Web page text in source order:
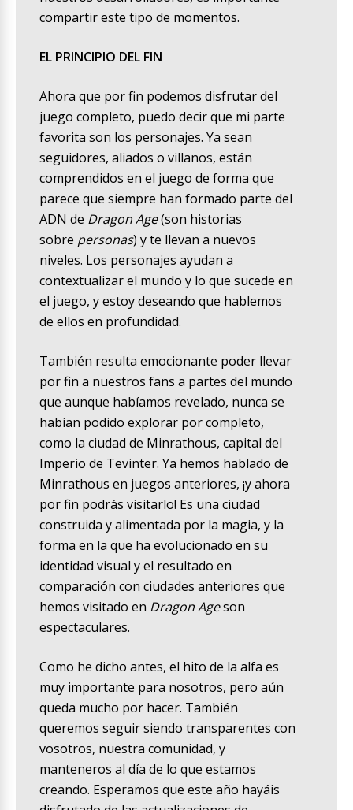
compartir este tipo de momentos.
EL PRINCIPIO DEL FIN
Ahora que por fin podemos disfrutar del
juego completo, puedo decir que mi parte
favorita son los personajes. Ya sean
seguidores, aliados o villanos, están
comprendidos en el juego de forma que
parece que siempre han formado parte del
ADN de Dragon Age(son historias
sobre personas) y te llevan a nuevos
niveles. Los personajes ayudan a
contextualizar el mundo y lo que sucede en
el juego, y estoy deseando que hablemos
de ellos en profundidad.
También resulta emocionante poder llevar
por fin a nuestros fans a partes del mundo
que aunque habíamos revelado, nunca se
habían podido explorar por completo,
como la ciudad de Minrathous, capital del
Imperio de Tevinter. Ya hemos hablado de
Minrathous en juegos anteriores, ¡y ahora
por fin podrás visitarlo! Es una ciudad
construida y alimentada por la magia, y la
forma en la que ha evolucionado en su
identidad visual y el resultado en
comparación con ciudades anteriores que
hemos visitado en Dragon Ageson
espectaculares.
Como he dicho antes, el hito de la alfa es
muy importante para nosotros, pero aún
queda mucho por hacer. También
queremos seguir siendo transparentes con
vosotros, nuestra comunidad, y
manteneros al día de lo que estamos
creando. Esperamos que este año hayáis